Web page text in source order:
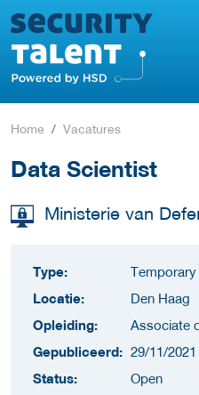
Home Vacatures
Data Scientist
Ministerie van
Type:
Locatie:
Den Haag
Opleiding:
Associate
Gepubliceerd: 29/11/2021
Status:
Open